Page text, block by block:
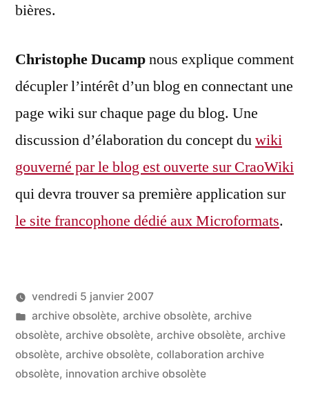
bières.
Christophe Ducampnous explique comment
décupler l’intérêt d’un blog en connectant une
page wiki sur chaque page du blog. Une
discussion d’élaboration du concept duwiki
gouverné par le blog est ouverte sur CraoWiki
qui devra trouver sa première application sur
le site francophone dédié aux Microformats.
Publié
par
LucL
vendredi 5 janvier 2007
Publié
dans
archive obsolète, archive obsolète, archive
obsolète, archive obsolète, archive obsolète, archive
obsolète, archive obsolète, collaboration archive
obsolète, innovation archive obsolète